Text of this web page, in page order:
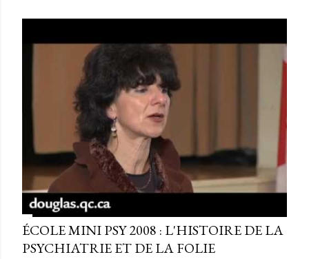
ÉCOLE MINI PSY 2008 : L'HISTOIRE DE LA
PSYCHIATRIE ET DE LA FOLIE